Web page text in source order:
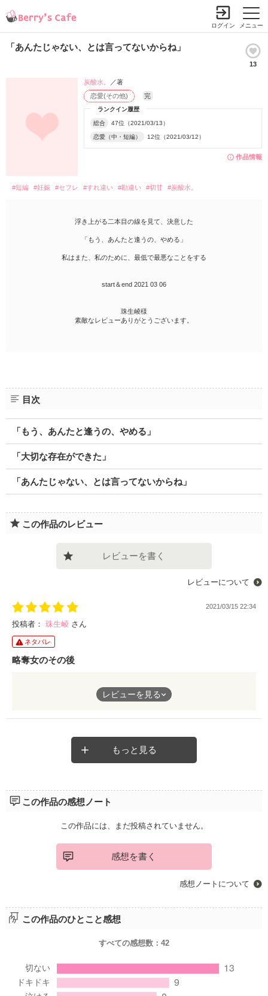
メニュー
ログイン
「あんたじゃない、とは言ってないからね」
13
作品情報
ランクイン履歴
総合 47位（2021/03/13）
恋愛（中・短編） 12位（2021/03/12）
恋愛(その他) 完
炭酸水。 ／著
#短編 #妊娠 #セフレ #すれ違い #勘違い #切甘 #炭酸水。
浮き上がる二本目の線を見て、決意した
「もう、あんたと逢うの、やめる」
私はまた、私のために、最低で最悪なことをする
start＆end 2021 03 06
珠生崚様
素敵なレビューありがとうございます。
目次
「もう、あんたと逢うの、やめる」
「大切な存在ができた」
「あんたじゃない、とは言ってないからね」
この作品のレビュー
レビューを書く
レビューについて
2021/03/15 22:34
投稿者： 珠生崚 さん
ネタバレ
略奪女のその後
親友の恋人を寝盗った後からのストーリー。
彼がどれだけ親友を愛し、後悔していたのかを間近で見てきた主
不倫、略奪系はリアルでも小説でもすごく苦手なのですが、縋ら
レビューを見る
もっと見る
この作品の感想ノート
この作品には、まだ投稿されていません。
感想を書く
感想ノートについて
この作品のひとこと感想
すべての感想数： 42